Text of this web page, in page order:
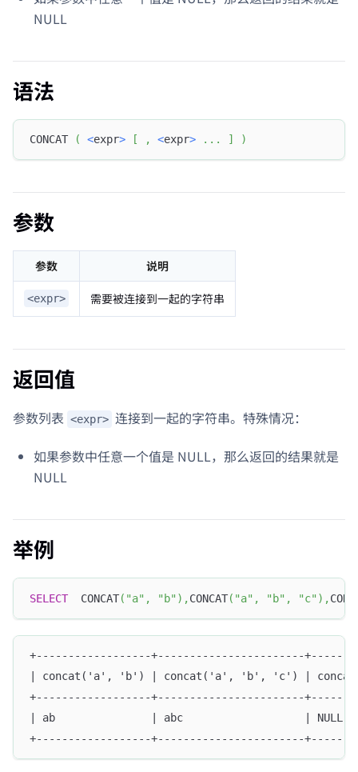
NULL
语法
CONCAT ( <expr> [ , <expr> . . . ] )
参数
参数 说明
<expr> 需要被连接到一起的字符串
返回值
参数列表 <expr> 连接到一起的字符串。特殊情况：
如果参数中任意一个值是 NULL，那么返回的结果就是
NULL
举例
SELECT
  CONCAT
( "a" , "b" ) ,CONCAT( "a" , "b" , "c" ) ,
+------------------+-----------------------
| concat('a', 'b') | concat('a', 'b', 'c') |
+------------------+-----------------------
| ab               | abc                   |
+------------------+-----------------------